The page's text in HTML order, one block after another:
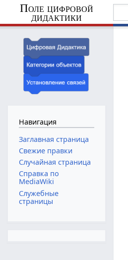
Поле цифровой
дидактики
Навигация
Заглавная страница
Свежие правки
Случайная страница
Справка по
MediaWiki
Служебные
страницы